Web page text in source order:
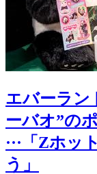
エバーラン
ーバオ”の
···「Zホッ
う」